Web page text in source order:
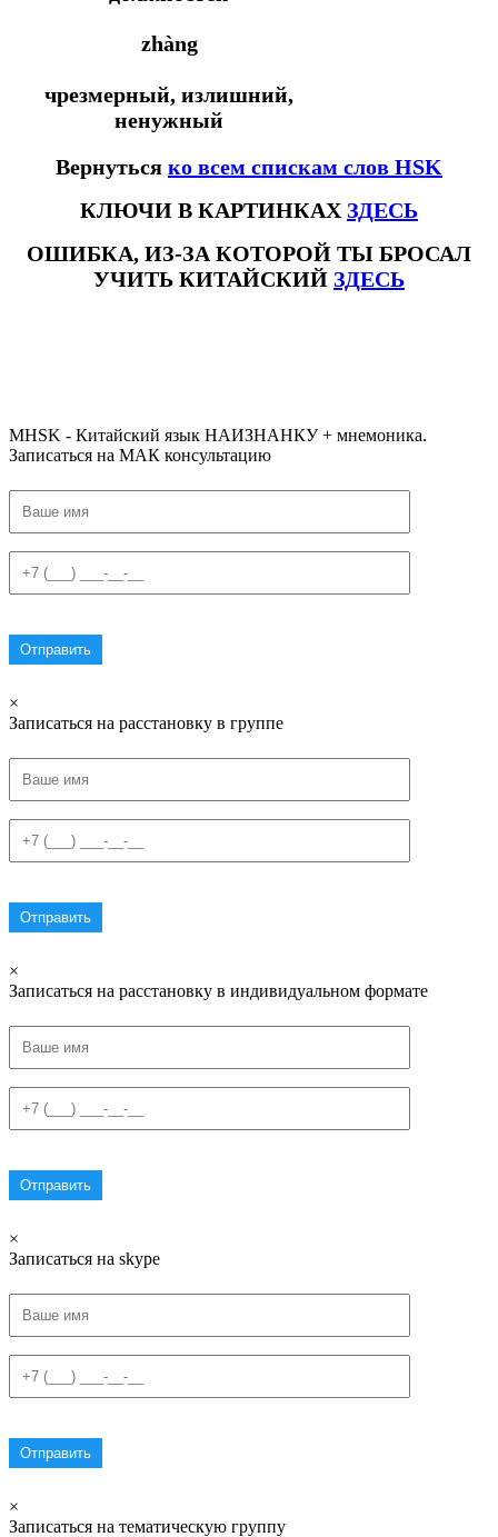
zhàng
чрезмерный, излишний,
ненужный
Вернуться ко всем спискам слов HSK
КЛЮЧИ В КАРТИНКАХ ЗДЕСЬ
ОШИБКА, ИЗ-ЗА КОТОРОЙ ТЫ БРОСАЛ
УЧИТЬ КИТАЙСКИЙ ЗДЕСЬ
MHSK - Китайский язык НАИЗНАНКУ + мнемоника.
Записаться на МАК консультацию
×
Записаться на расстановку в группе
×
Записаться на расстановку в индивидуальном формате
×
Записаться на skype
×
Записаться на тематическую группу